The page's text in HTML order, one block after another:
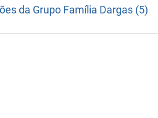
da Grupo Família Dargas (5)